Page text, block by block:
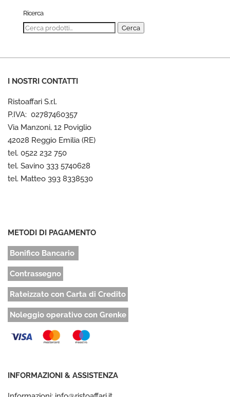
Ricerca
Cerca: Cerca
I NOSTRI CONTATTI
Ristoaffari S.r.l.
P.IVA: 02787460357
Via Manzoni, 12 Poviglio
42028 Reggio Emilia (RE)
tel. 0522 232 750
tel. Savino 333 5740628
tel. Matteo 393 8338530
METODI DI PAGAMENTO
Bonifico Bancario
Contrassegno
Rateizzato con Carta di Credito
Noleggio operativo con Grenke
INFORMAZIONI & ASSISTENZA